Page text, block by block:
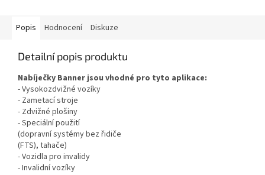
Popis Hodnocení Diskuze
Detailní popis produktu
Nabíječky Banner jsou vhodné pro tyto aplikace:
- Vysokozdvižné vozíky
- Zametací stroje
- Zdvižné plošiny
- Speciální použití
(dopravní systémy bez řidiče
(FTS), tahače)
- Vozidla pro invalidy
- Invalidní vozíky